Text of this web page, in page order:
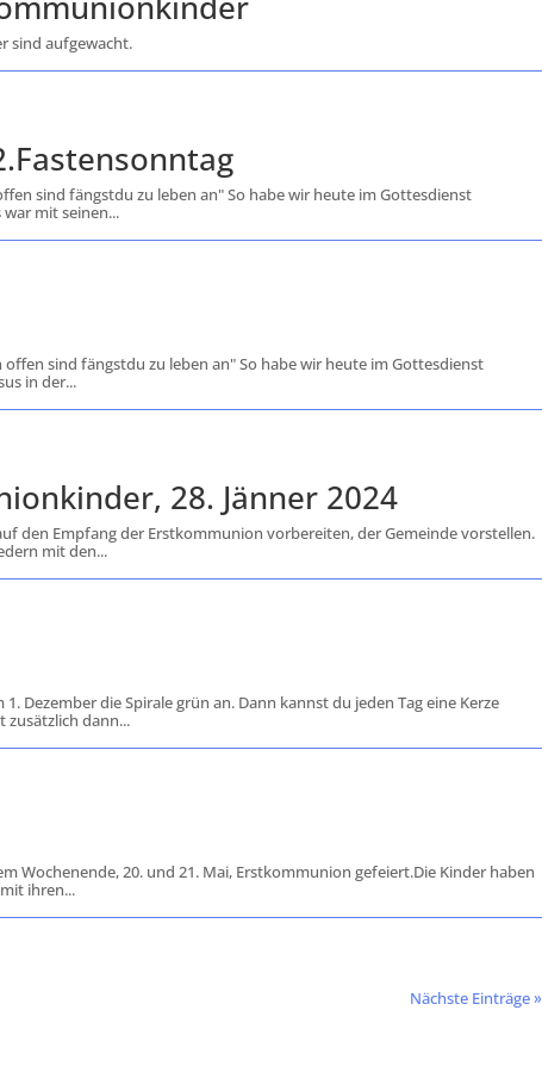
sind aufgewacht.
sind fängstdu zu leben an" So habe wir heute im Gottesdienst
mit seinen...
sind fängstdu zu leben an" So habe wir heute im Gottesdienst
in der...
28. Jänner 2024
den Empfang der Erstkommunion vorbereiten, der Gemeinde vorstellen.
mit den...
Dezember die Spirale grün an. Dann kannst du jeden Tag eine Kerze
zusätzlich dann...
Wochenende, 20. und 21. Mai, Erstkommunion gefeiert.Die Kinder haben
ihren...
Nächste Einträge »